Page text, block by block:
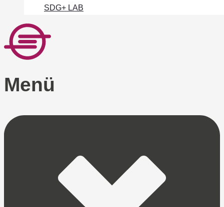
SDG+ LAB
Menü